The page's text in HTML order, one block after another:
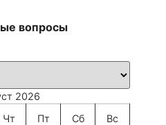
вопросы
2026
Чт Пт Сб Вс